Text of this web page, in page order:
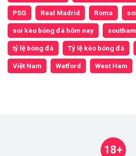
PSG Real Madrid Roma
soi kèo bóng đá hôm nay
tỷ lệ bóng đá Tỷ lệ kèo bóng đá
Việt Nam Watford West Ham
18+